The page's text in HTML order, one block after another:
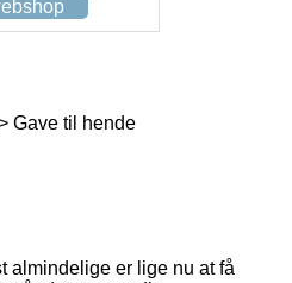
Gave til hende
almindelige er lige nu at få